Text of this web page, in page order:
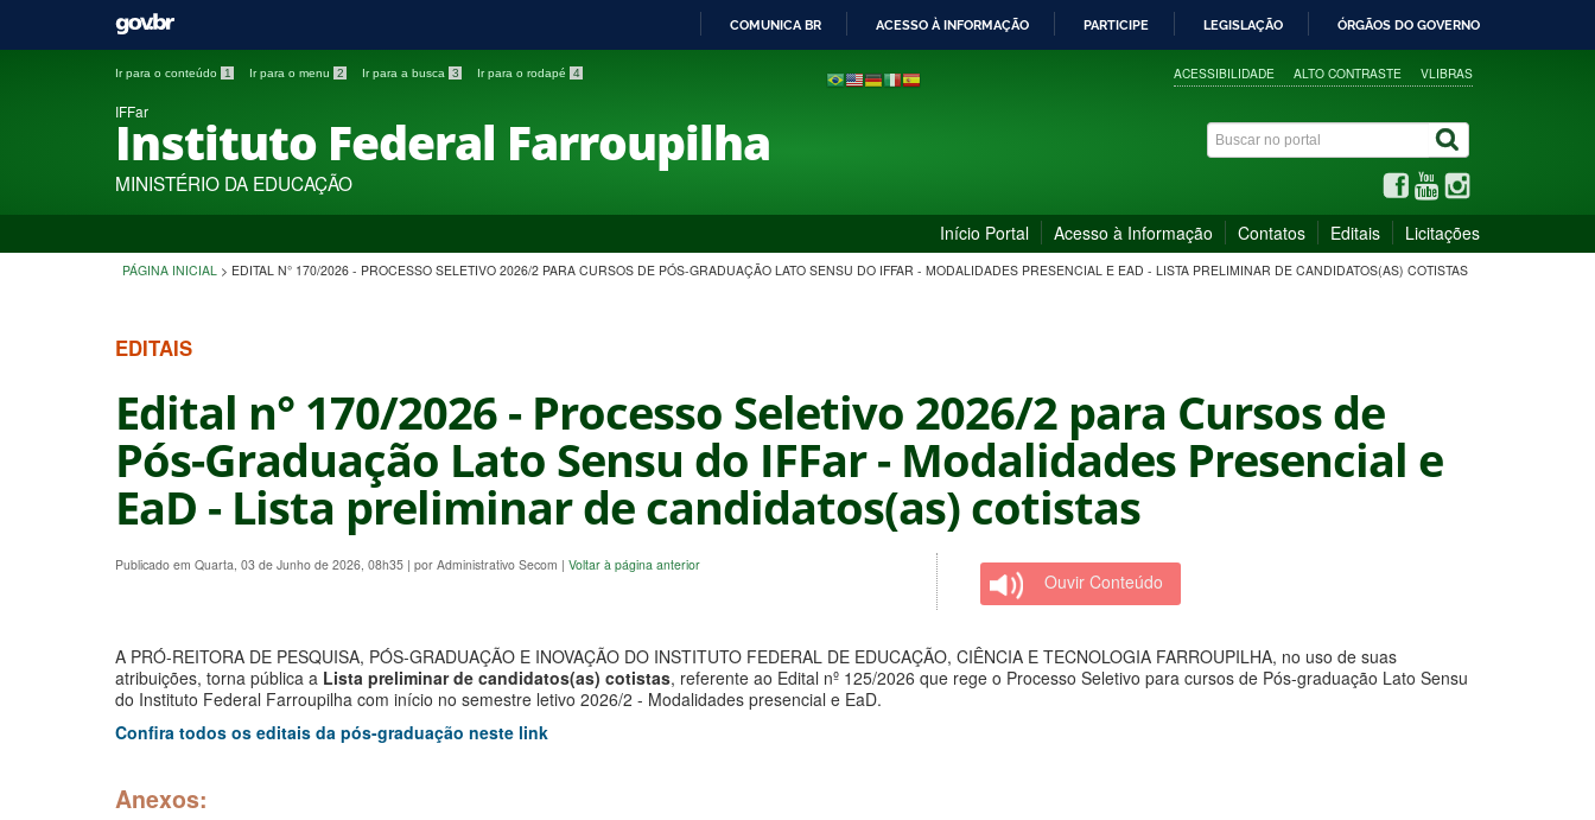
PARA
COMUNICA BR ACESSO À INFORMAÇÃO PARTICIPE LEGISLAÇÃO ÓRGÃOS DO GOVERNO
Ir para o conteúdo 1 Ir para o menu 2 Ir para a busca 3 Ir para o rodapé 4 ACESSIBILIDADE ALTO CONTRASTE VLIBRAS
IFFar
Instituto Federal Farroupilha
MINISTÉRIO DA EDUCAÇÃO
Início Portal Acesso à Informação Contatos Editais Licitações
PÁGINA INICIAL > EDITAL N° 170/2026 - PROCESSO SELETIVO 2026/2 PARA CURSOS DE PÓS-GRADUAÇÃO LATO SENSU DO IFFAR - MODALIDADES PRESENCIAL E EAD - LISTA PRELIMINAR DE CANDIDATOS(AS) COTISTAS
EDITAIS
Edital n° 170/2026 - Processo Seletivo 2026/2 para Cursos de
Pós-Graduação Lato Sensu do IFFar - Modalidades Presencial e
EaD - Lista preliminar de candidatos(as) cotistas
Publicado em Quarta, 03 de Junho de 2026, 08h35 | por Administrativo Secom | Voltar à página anterior
Ouvir Conteúdo
A PRÓ-REITORA DE PESQUISA, PÓS-GRADUAÇÃO E INOVAÇÃO DO INSTITUTO FEDERAL DE EDUCAÇÃO, CIÊNCIA E TECNOLOGIA FARROUPILHA, no uso de suas
atribuições, torna pública a Lista preliminar de candidatos(as) cotistas, referente ao Edital nº 125/2026 que rege o Processo Seletivo para cursos de Pós-graduação Lato Sensu
do Instituto Federal Farroupilha com início no semestre letivo 2026/2 - Modalidades presencial e EaD.
Confira todos os editais da pós-graduação neste link
Anexos: